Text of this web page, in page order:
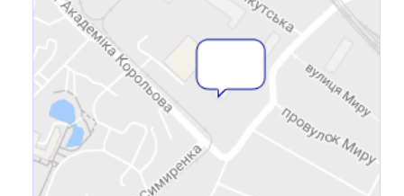
Ссылка для мобильных устройств